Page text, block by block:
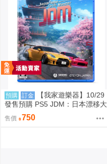
預購 訂金
【我家遊樂器】10/29
發售預購 PS5 JDM：日本漂移大
師 日版
售價 750